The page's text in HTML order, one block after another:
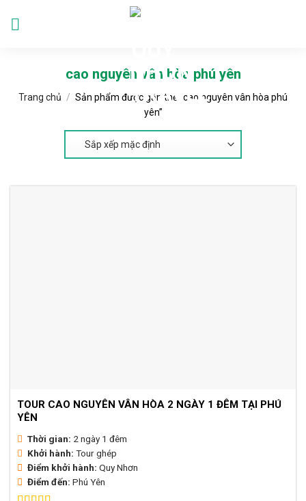
cao nguyên vân hòa phú yên
Trang chủ / Sản phẩm được gắn thẻ “cao nguyên vân hòa phú
yên”
TOUR CAO NGUYÊN VÂN HÒA 2 NGÀY 1 ĐÊM TẠI PHÚ
YÊN
Thời gian: 2 ngày 1 đêm
Khởi hành: Tour ghép
Điểm khởi hành: Quy Nhơn
Điểm đến: Phú Yên